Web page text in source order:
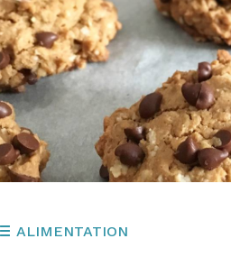
ALIMENTATION